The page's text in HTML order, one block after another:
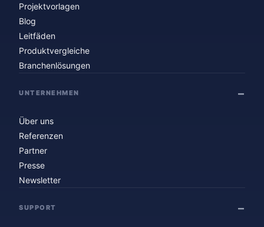
Projektvorlagen
Blog
Leitfäden
Produktvergleiche
Branchenlösungen
UNTERNEHMEN
Über uns
Referenzen
Partner
Presse
Newsletter
SUPPORT